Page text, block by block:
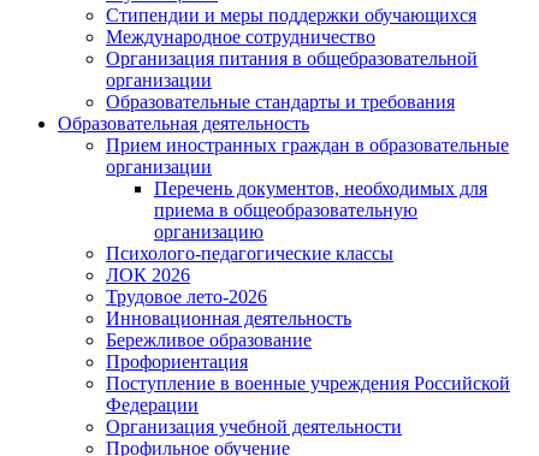
Стипендии и меры поддержки обучающихся
Международное сотрудничество
Организация питания в общебразовательной
организации
Образовательные стандарты и требования
Образовательная деятельность
Прием иностранных граждан в образовательные
организации
Перечень документов, необходимых для
приема в общеобразовательную
организацию
Психолого-педагогические классы
ЛОК 2026
Трудовое лето-2026
Инновационная деятельность
Бережливое образование
Профориентация
Поступление в военные учреждения Российской
Федерации
Организация учебной деятельности
Профильное обучение